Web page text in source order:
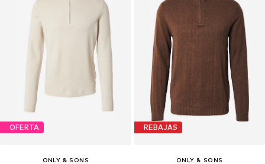
OFERTA
ONLY & SONS
REBAJAS
ONLY & SONS